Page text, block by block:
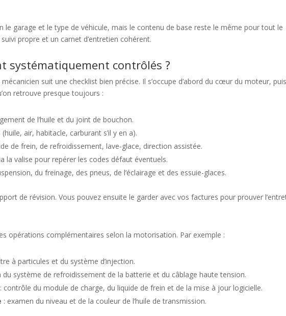
le garage et le type de véhicule, mais le contenu de base reste le même pour tout le
propre et un carnet d’entretien cohérent.
systématiquement contrôlés ?
suit une checklist bien précise. Il s’occupe d’abord du cœur du moteur,
retrouve presque toujours :
de l’huile et du joint de bouchon.
(huile, air, habitacle, carburant s’il y en a).
de frein, de refroidissement, lave-glace, direction assistée.
la valise pour repérer les codes défaut éventuels.
du freinage, des pneus, de l’éclairage et des essuie-glaces.
de révision. Vous pouvez ensuite le garder avec vos factures pour prouver
opérations complémentaires selon la motorisation. Par exemple :
à particules et du système d’injection.
du système de refroidissement de la batterie et du câblage haute tension.
: contrôle du module de charge, du liquide de frein et de la mise à jour logicielle.
: examen du niveau et de la couleur de l’huile de transmission.